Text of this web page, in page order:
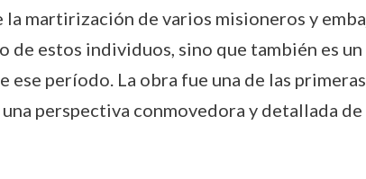
la martirización de varios misioneros y
estos individuos, sino que también es
período. La obra fue una de las
perspectiva conmovedora y detallada